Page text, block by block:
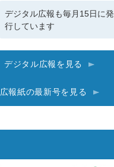
デジタル広報も毎月15日に発
行しています
デジタル広報を見る
広報紙の最新号を見る